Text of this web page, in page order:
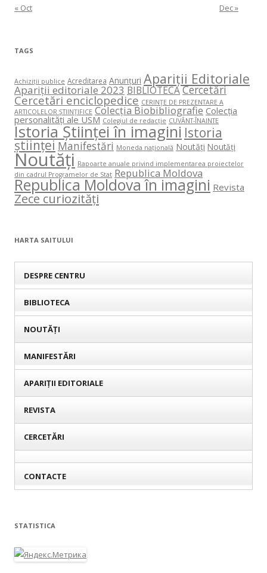
« Oct Dec »
TAGS
Achiziții publice Acreditarea Anunțuri Apariții Editoriale
Apariții editoriale 2023 BIBLIOTECACercetări
Cercetări enciclopedice CERINŢE DE PREZENTARE A
ARTICOLELOR ŞTIINŢIFICE Colecția Biobibliografie Colecția
personalități ale USM Colegiul de redacție CUVÂNT-ÎNAINTE
Istoria Științei în imagini Istoria
științei Manifestări Moneda națională Noutăți Noutăți
Noutăți Rapoarte anuale privind implementarea proiectelor
din cadrul Programelor de Stat Republica Moldova
Republica Moldova în imagini Revista
Zece curiozități
HARTA SAITULUI
DESPRE CENTRU
BIBLIOTECA
NOUTĂȚI
MANIFESTĂRI
APARIȚII EDITORIALE
REVISTA
CERCETĂRI
CONTACTE
STATISTICA